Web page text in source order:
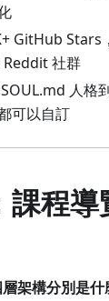
GitHub Stars
社群
SOUL.md 人格
可以自訂
課程導
架構分別是什